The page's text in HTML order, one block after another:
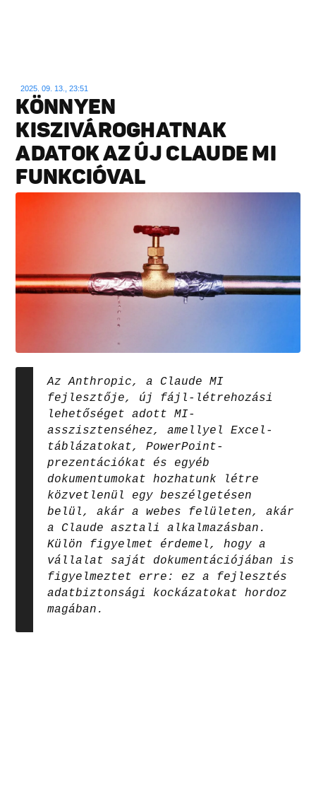
2025. 09. 13., 23:51
KÖNNYEN
KISZIVÁROGHATNAK
ADATOK AZ ÚJ CLAUDE MI
FUNKCIÓVAL
Az Anthropic, a Claude MI
fejlesztője, új fájl-létrehozási
lehetőséget adott MI-
asszisztenséhez, amellyel Excel-
táblázatokat, PowerPoint-
prezentációkat és egyéb
dokumentumokat hozhatunk létre
közvetlenül egy beszélgetésen
belül, akár a webes felületen, akár
a Claude asztali alkalmazásban.
Külön figyelmet érdemel, hogy a
vállalat saját dokumentációjában is
figyelmeztet erre: ez a fejlesztés
adatbiztonsági kockázatokat hordoz
magában.